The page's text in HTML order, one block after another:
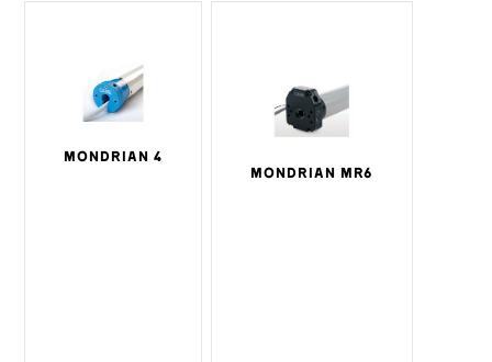
MONDRIAN 4
MONDRIAN MR6